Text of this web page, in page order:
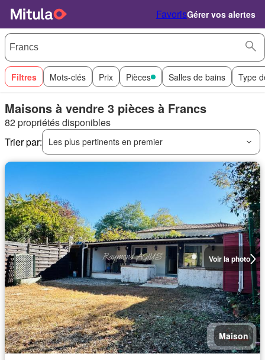
FavorisGérer vos alertes
Filtres Mots-clés Prix Pièces Salles de bains Type
Maisons à vendre 3 pièces à Francs
82 propriétés disponibles
Trier par:
Les plus pertinents en premier
Voir la photo
Maison